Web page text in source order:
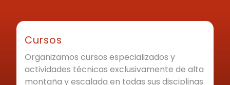
Cursos
Organizamos cursos especializados y
actividades técnicas exclusivamente de alta
montaña y escalada en todas sus disciplinas